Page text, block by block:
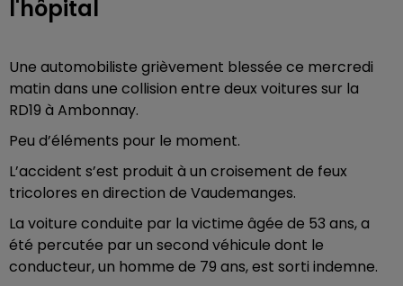
l'hôpital
Une automobiliste grièvement blessée ce mercredi
matin dans une collision entre deux voitures sur la
RD19 à Ambonnay.
Peu d’éléments pour le moment.
L’accident s’est produit à un croisement de feux
tricolores en direction de Vaudemanges.
La voiture conduite par la victime âgée de 53 ans, a
été percutée par un second véhicule dont le
conducteur, un homme de 79 ans, est sorti indemne.